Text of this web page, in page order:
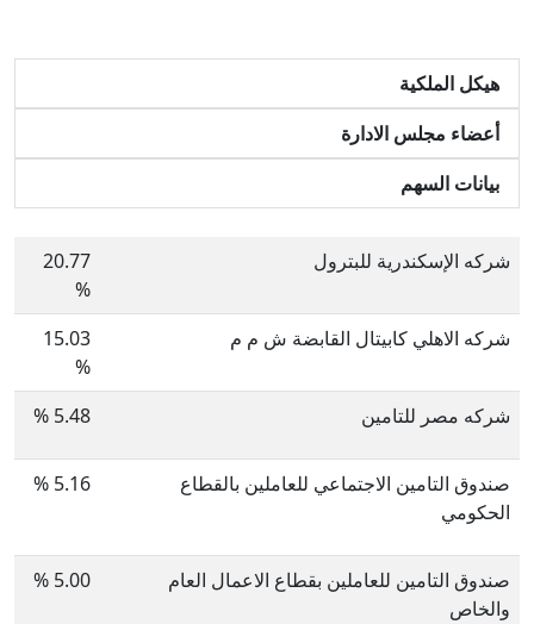
هيكل الملكية
أعضاء مجلس الادارة
بيانات السهم
شركه الإسكندرية للبترول
20.77
%
شركه الاهلي كابيتال القابضة ش م م
15.03
%
شركه مصر للتامين
5.48
%
صندوق التامين الاجتماعي للعاملين بالقطاع
الحكومي
5.16
%
صندوق التامين للعاملين بقطاع الاعمال العام
والخاص
5.00
%